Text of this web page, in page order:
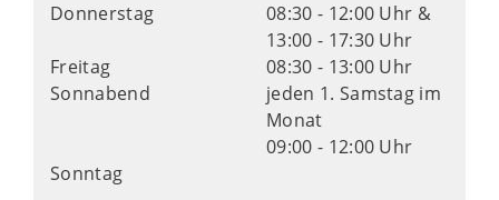
Donnerstag
08:30 - 12:00 Uhr &
13:00 - 17:30 Uhr
Freitag
08:30 - 13:00 Uhr
Sonnabend
jeden 1. Samstag im
Monat
09:00 - 12:00 Uhr
Sonntag